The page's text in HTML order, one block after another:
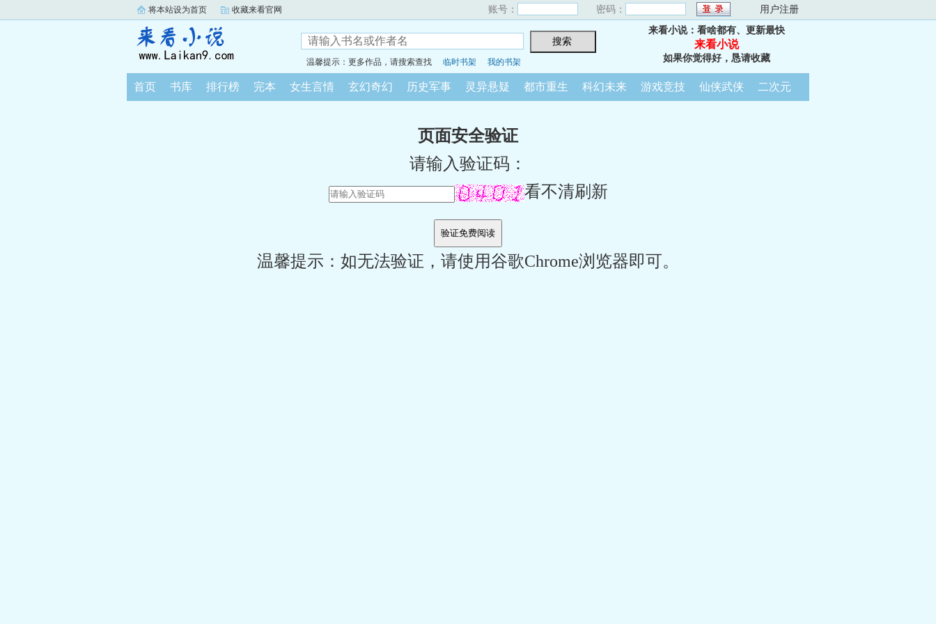
将本站设为首页 收藏来看官网 账号： 密码： 用户注册
温馨提示：更多作品，请搜索查找 临时书架 我的书架
来看小说：看啥都有、更新最快
来看小说
如果你觉得好，恳请收藏
首页 书库 排行榜 完本 女生言情 玄幻奇幻 历史军事 灵异悬疑 都市重生 科幻未来 游戏竞技 仙侠武侠 二次元
页面安全验证
请输入验证码：
看不清刷新
温馨提示：如无法验证，请使用谷歌Chrome浏览器即可。